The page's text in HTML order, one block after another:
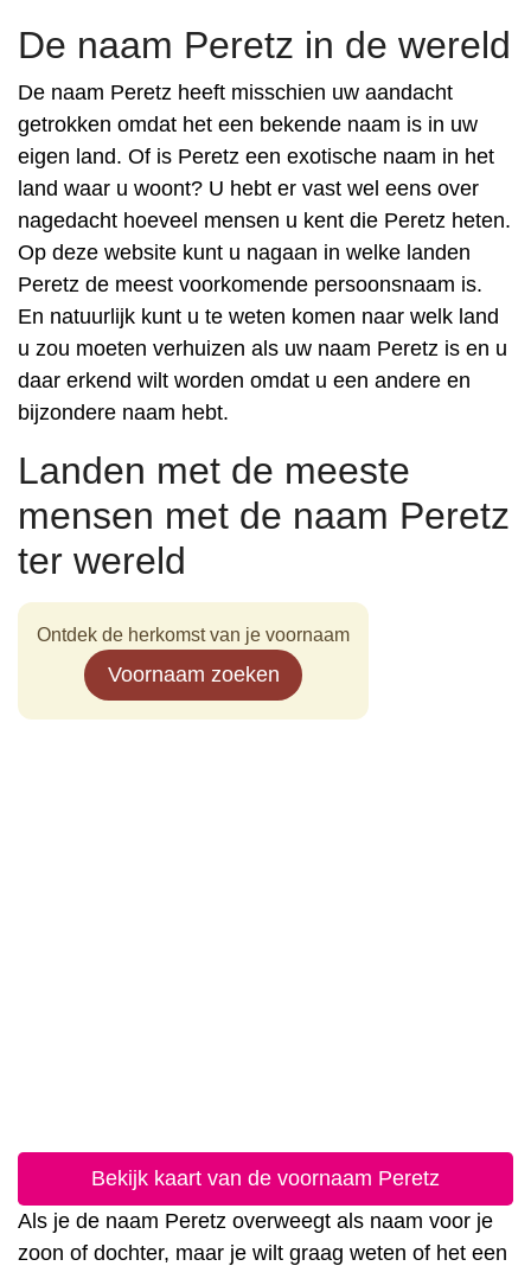
De naam Peretz in de wereld
De naam Peretz heeft misschien uw aandacht
getrokken omdat het een bekende naam is in uw
eigen land. Of is Peretz een exotische naam in het
land waar u woont? U hebt er vast wel eens over
nagedacht hoeveel mensen u kent die Peretz heten.
Op deze website kunt u nagaan in welke landen
Peretz de meest voorkomende persoonsnaam is.
En natuurlijk kunt u te weten komen naar welk land
u zou moeten verhuizen als uw naam Peretz is en u
daar erkend wilt worden omdat u een andere en
bijzondere naam hebt.
Landen met de meeste
mensen met de naam Peretz
ter wereld
Ontdek de herkomst van je voornaam
Voornaam zoeken
Bekijk kaart van de voornaam Peretz
Als je de naam Peretz overweegt als naam voor je
zoon of dochter, maar je wilt graag weten of het een